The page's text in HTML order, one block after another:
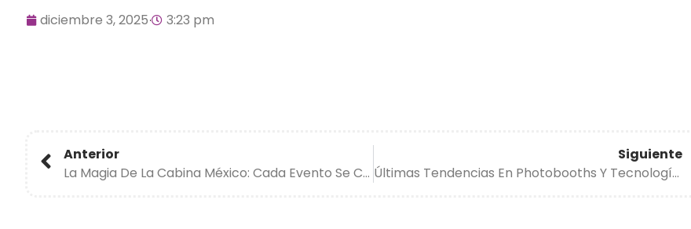
diciembre 3, 2025 3:23 pm
Anterior
La Magia De La Cabina México: Cada Evento Se Convierte En Un Recuerdo Inolvidable 🎉💖
Siguiente
Últimas Tendencias En Photobooths Y Tecnología Para Eventos En México ✨📸